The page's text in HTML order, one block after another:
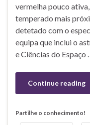
vermelha pouco
temperado mais
detetado com o
equipa que inclui o
e Ciências do Espaço
Continue reading
Partilhe o conhecimento!